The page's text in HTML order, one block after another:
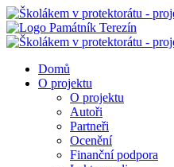
Domů
O projektu
O projektu
Autoři
Partneři
Ocenění
Finanční podpora